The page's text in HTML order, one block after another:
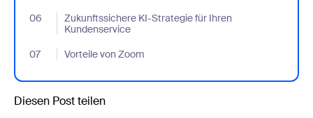
06
Zukunftssichere KI-Strategie für Ihren
Kundenservice
- Jumplink to Zukunftssichere KI-Strategie für Ihren
07 Vorteile von Zoom
- Jumplink to Vorteile von Zoom
Diesen Post teilen